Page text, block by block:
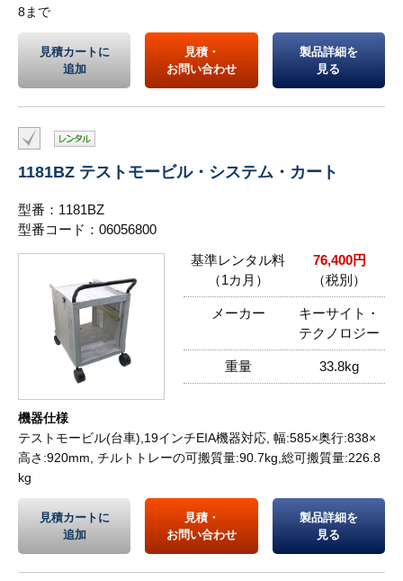
8まで
見積カートに
追加
見積・
お問い合わせ
製品詳細を
見る
1181BZ テストモービル・システム・カート
型番：1181BZ
型番コード：06056800
基準レンタル料
（1カ月）
76,400円
（税別）
メーカー
キーサイト・
テクノロジー
重量 33.8kg
機器仕様
テストモービル(台車),19インチEIA機器対応, 幅:585×奥行:838×
高さ:920mm, チルトトレーの可搬質量:90.7kg,総可搬質量:226.8
kg
見積カートに
追加
見積・
お問い合わせ
製品詳細を
見る